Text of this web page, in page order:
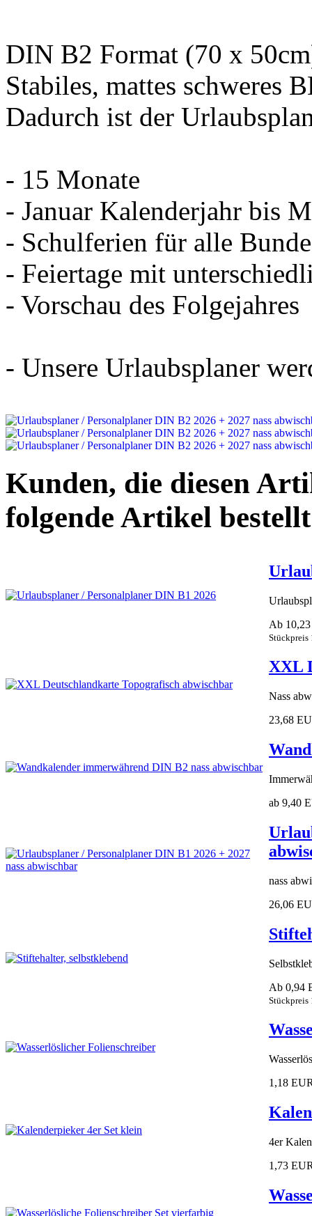
DIN B2 Format (70 x
Stabiles, mattes schweres
Dadurch ist der
- 15 Monate
- Januar Kalenderjahr bis
- Schulferien für alle
- Feiertage mit
- Vorschau des Folgejahres
- Unsere Urlaubsplaner
Kunden, die diesen
folgende Artikel
Ab
Stückpreis
XXL
Nass
23,68
ab 9,40
nass
26,06
Ab 0,94
Stückpreis
1,18
4er
1,73